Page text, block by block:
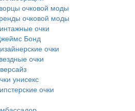
очковой моды
очковой моды
очки
Бонд
очки
очки
унисекс
очки